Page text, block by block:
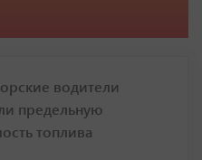
водители
предельную
топлива